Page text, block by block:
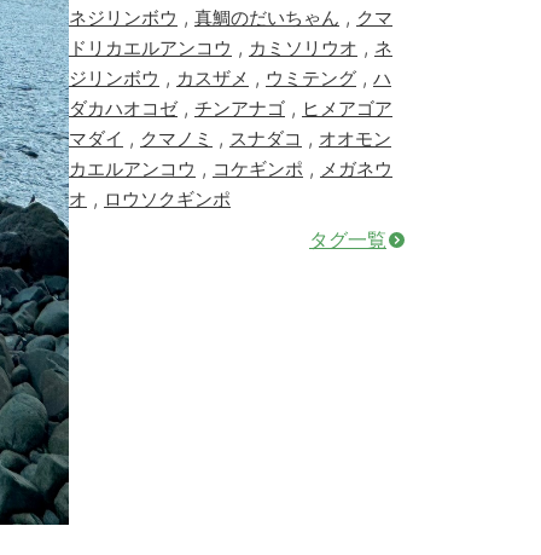
ネジリンボウ , 真鯛のだいちゃん , クマ
ドリカエルアンコウ , カミソリウオ , ネ
ジリンボウ , カスザメ , ウミテング , ハ
ダカハオコゼ, チンアナゴ , ヒメアゴア
マダイ , クマノミ , スナダコ , オオモン
カエルアンコウ , コケギンポ , メガネウ
オ , ロウソクギンポ
タグ一覧